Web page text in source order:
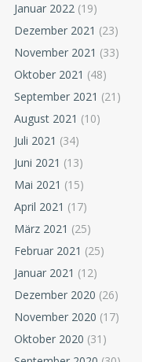
Januar 2022 (19)
Dezember 2021 (23)
November 2021 (33)
Oktober 2021 (48)
September 2021 (21)
August 2021 (10)
Juli 2021 (34)
Juni 2021 (13)
Mai 2021 (15)
April 2021 (17)
März 2021 (25)
Februar 2021 (25)
Januar 2021 (12)
Dezember 2020 (26)
November 2020 (17)
Oktober 2020 (31)